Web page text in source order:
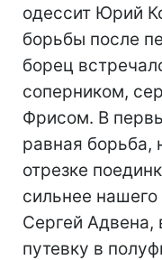
одессит Юрий
борьбы после
борец
соперником,
Фрисом. В
равная борьба,
отрезке
сильнее
Сергей Адвена,
путевку в